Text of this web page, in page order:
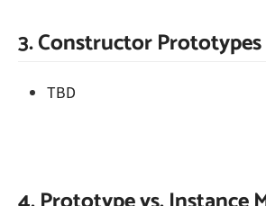
3. Constructor Prototypes
TBD